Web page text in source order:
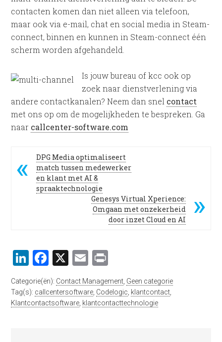
contacten komen dan niet alleen via telefoon,
maar ook via e-mail, chat en social media in Steam-
connect, binnen en kunnen in Steam-connect één
scherm worden afgehandeld.
Is jouw bureau of kcc ook op
zoek naar dienstverlening via
andere contactkanalen? Neem dan snel contact
met ons op om de mogelijkheden te bespreken. Ga
naar callcenter-software.com
DPG Media optimaliseert
match tussen medewerker
en klant met AI &
spraaktechnologie
Genesys Virtual Xperience:
Omgaan met onzekerheid
door inzet Cloud en AI
LinkedIn
Facebook
X Email
Categorie(ën): Contact Management Geen categorie
Tag(s): callcentersoftware Codelogic klantcontact
Klantcontactsoftware klantcontacttechnologie